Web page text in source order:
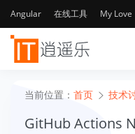
Angular 在线工具 My Love
当前位置： 首页 技术
GitHub Actions